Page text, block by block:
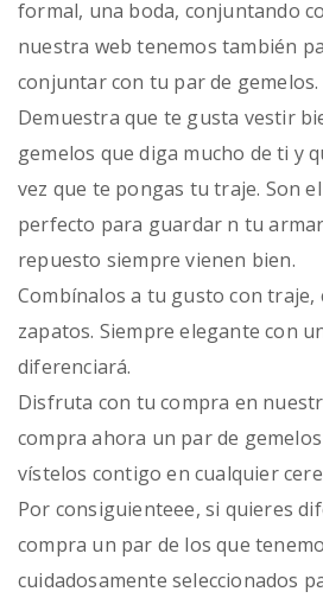
formal, una boda, conjuntando
nuestra web tenemos también
conjuntar con tu par de gemelos.
Demuestra que te gusta vestir
gemelos que diga mucho de ti y
vez que te pongas tu traje. Son
perfecto para guardar n tu
repuesto siempre vienen bien.
Combínalos a tu gusto con traje,
zapatos. Siempre elegante con
diferenciará.
Disfruta con tu compra en
compra ahora un par de
vístelos contigo en cualquier
Por consiguienteee, si quieres
compra un par de los que
cuidadosamente seleccionados